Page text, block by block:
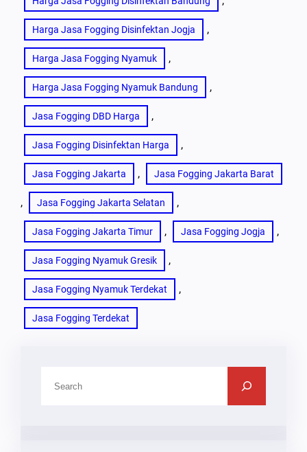
Harga Jasa Fogging Disinfektan Jogja ,
Harga Jasa Fogging Nyamuk ,
Harga Jasa Fogging Nyamuk Bandung ,
Jasa Fogging DBD Harga ,
Jasa Fogging Disinfektan Harga ,
Jasa Fogging Jakarta , Jasa Fogging Jakarta Barat
, Jasa Fogging Jakarta Selatan ,
Jasa Fogging Jakarta Timur , Jasa Fogging Jogja ,
Jasa Fogging Nyamuk Gresik ,
Jasa Fogging Nyamuk Terdekat ,
Jasa Fogging Terdekat